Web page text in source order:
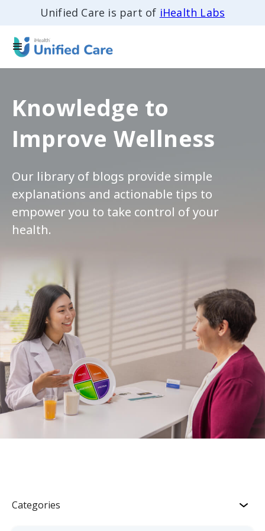
Unified Care is part of iHealth Labs
Knowledge to
Improve Wellness
Our library of blogs provide simple
explanations and actionable tips to
empower you to take control of your
health.
Categories